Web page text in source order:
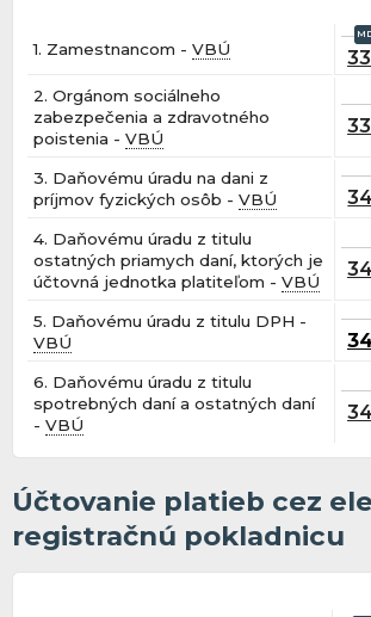
1. Zamestnancom -VBÚ
2. Orgánom sociálneho
zabezpečenia a zdravotného
poistenia -VBÚ
3. Daňovému úradu na dani z
príjmov fyzických osôb -VBÚ
4. Daňovému úradu z titulu
ostatných priamych daní, ktorých je
účtovná jednotka platiteľom -VBÚ
5. Daňovému úradu z titulu DPH -
VBÚ
6. Daňovému úradu z titulu
spotrebných daní a ostatných daní
-VBÚ
Účtovanie platieb cez
registračnú pokladnicu